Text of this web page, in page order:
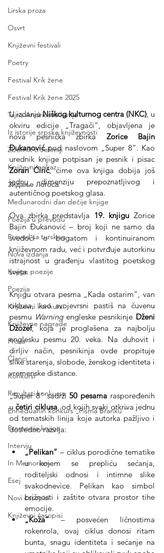
Lirska proza
Osvrt
Književni festivali
Poetry
Festival Krik žene
Festival Krik žene 2025
Tajna Andrićeve kutije
Iz istorije srpske književnosti
Zbornik o Jefimiji
Književni prikaz
Зидање Логоса
Međunarodni dan dečije knjige
Poezija u prevodu
Prevod sa turskog
Nova izdanja
Knjige poezije
Poezija
Književni konkursi
Književne nagrade
Proza
Članci
Konkursi
Rezultati konkursa
Enheduanin konkurs „Pisma Branku ”
Promocija knjige
Intervju
In Memoriam
Esej
Novi časopisi
Književni časopisi
U izdanju Niškog kulturnog centra (NKC) , u
okviru edicije „Tragači”, objavljena je
nova pesnička zbirka Zorice Bajin
Đukanović pod naslovom „Super 8”. Kao
Zoran Ćirić, čime ova knjiga dobija još
jednu dimenziju prepoznatljivog i
autentičnog poetskog glasa.
Ova zbirka predstavlja 19. knjigu Zorice
Bajin Đukanović – broj koji ne samo da
svedoči o bogatom i kontinuiranom
književnom radu, već i potvrđuje autorkinu
istrajnost u građenju vlastitog poetskog
sveta.
Knjigu otvara pesma „Kada ostarim”, van
ciklusa, kao svojevrsni pastiš na čuvenu
pesmu Warning engleske pesnikinje Dženi
Džozef, koja je proglašena za najbolju
englesku pesmu 20. veka. Na duhovit i
dirljiv način, pesnikinja ovde propituje
slike starenja, slobode, ženskog identiteta i
vremenske distance.
„Super 8” sadrži 50 pesama raspoređenih
u četiri ciklusa, od kojih svaki otkriva jednu
od tematskih linija koje autorka pažljivo i
dosledno razvija:
„Pelikan” – ciklus porodične tematike
u kojem se prepliću sećanja,
roditeljski odnosi i intimne slike
svakodnevice. Pelikan kao simbol
brižnosti i zaštite otvara prostor tihe
emocije.
„Koža” – posvećen ličnostima
rokenrola, ovaj ciklus donosi ritam
bunta, snagu identiteta i sećanje na